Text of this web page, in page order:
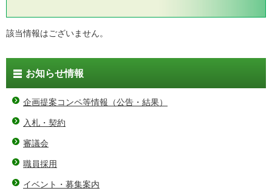
該当情報はございません。
お知らせ情報
企画提案コンペ等情報（公告・結果）
入札・契約
審議会
職員採用
イベント・募集案内